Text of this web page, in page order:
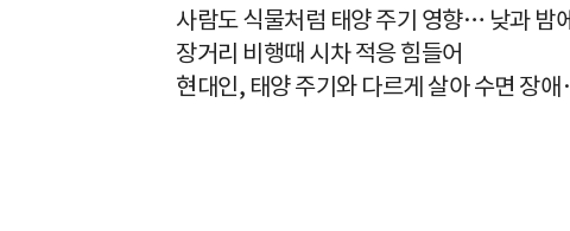
사람도 식물처럼 태양 주기 영향… 낮과 밤
장거리 비행때 시차 적응 힘들어
현대인, 태양 주기와 다르게 살아 수면 장